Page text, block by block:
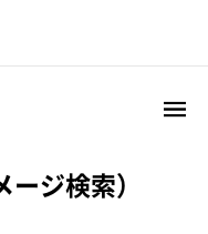
ジ検索）